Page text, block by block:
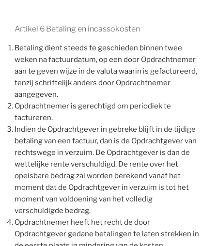
Artikel 6 Betaling en incassokosten
Betaling dient steeds te geschieden binnen twee
weken na factuurdatum, op een door Opdrachtnemer
aan te geven wijze in de valuta waarin is gefactureerd,
tenzij schriftelijk anders door Opdrachtnemer
aangegeven.
Opdrachtnemer is gerechtigd om periodiek te
factureren.
Indien de Opdrachtgever in gebreke blijft in de tijdige
betaling van een factuur, dan is de Opdrachtgever van
rechtswege in verzuim. De Opdrachtgever is dan de
wettelijke rente verschuldigd. De rente over het
opeisbare bedrag zal worden berekend vanaf het
moment dat de Opdrachtgever in verzuim is tot het
moment van voldoening van het volledig
verschuldigde bedrag.
Opdrachtnemer heeft het recht de door
Opdrachtgever gedane betalingen te laten strekken in